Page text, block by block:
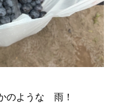
のような 雨！